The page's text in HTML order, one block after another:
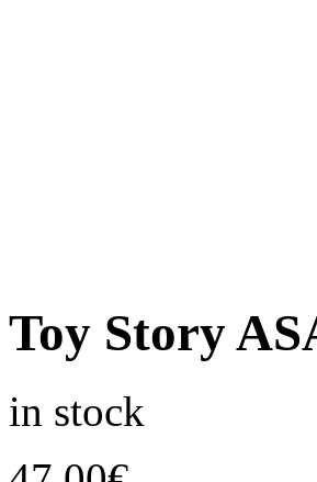
Toy Story
in stock